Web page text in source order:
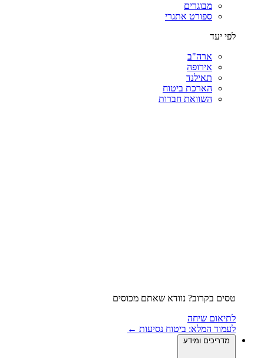
מבוגרים
ספורט אתגרי
לפי יעד
ארה"ב
אירופה
תאילנד
הארכת ביטוח
השוואת חברות
טסים בקרוב? נוודא שאתם מכוסים
לתיאום שיחה
לעמוד המלא: ביטוח נסיעות ←
מדריכים ומידע